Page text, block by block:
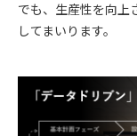
でも、生産性を向上
してまいります。